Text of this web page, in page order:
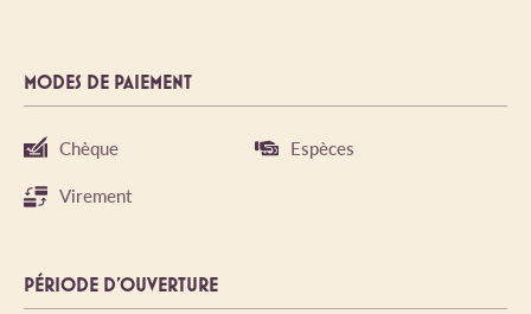
MODES DE PAIEMENT
Chèque
Espèces
Virement
PÉRIODE D'OUVERTURE